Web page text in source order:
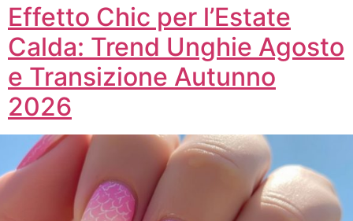
Effetto Chic per l’Estate
Calda: Trend Unghie Agosto
e Transizione Autunno
2026